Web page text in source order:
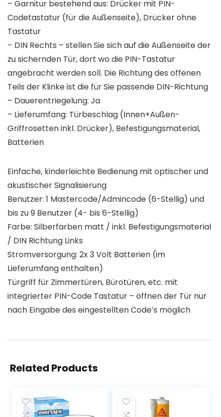
– Garnitur bestehend aus: Drücker mit PIN-
Codetastatur (für die Außenseite), Drücker ohne
Tastatur
– DIN Rechts – stellen Sie sich auf die Außenseite der
zu sichernden Tür, dort wo die PIN-Tastatur
angebracht werden soll. Die Richtung des offenen
Teils der Klinke ist die für Sie passende DIN-Richtung
– Dauerentriegelung: Ja
– Lieferumfang: Türbeschlag (Innen+Außen-
Griffrosetten inkl. Drücker), Befestigungsmaterial,
Batterien
Einfache, kinderleichte Bedienung mit optischer und
akustischer Signalisierung
Benutzer: 1 Mastercode/Admincode (6-Stellig) und
bis zu 9 Benutzer (4- bis 6-Stellig)
Farbe: Silberfarben matt / inkl. Befestigungsmaterial
/ DIN Richtung Links
Stromversorgung: 2x 3 Volt Batterien (im
Lieferumfang enthalten)
Türgriff für Zimmertüren, Bürotüren, etc. mit
integrierter PIN-Code Tastatur – öffnen der Tür nur
nach Eingabe des eingestellten Code’s möglich
Related Products